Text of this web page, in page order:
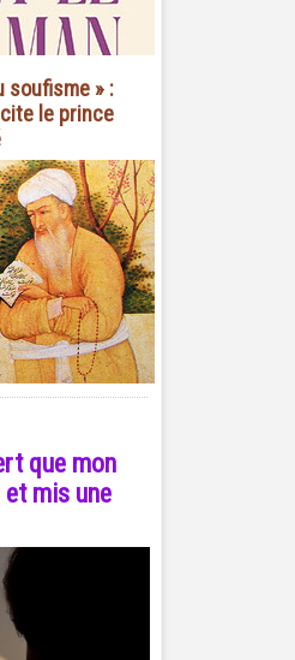
soufisme » :
le prince
que mon
et mis une